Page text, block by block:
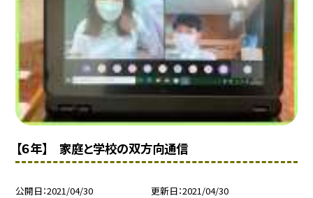
【６年】 家庭と学校の双方向通信
公開日 2021/04/30 更新日 2021/04/30